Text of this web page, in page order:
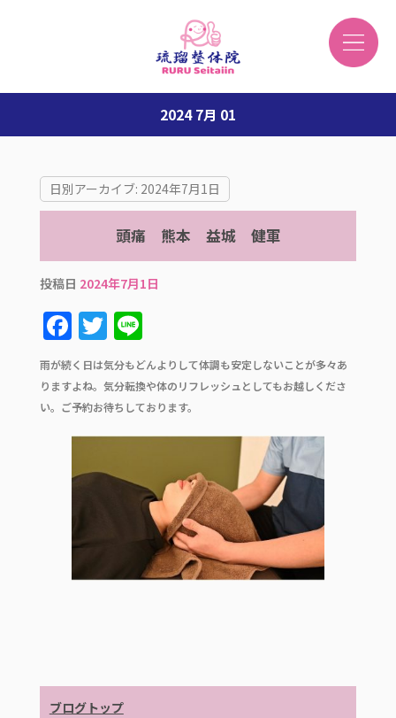
2024 7月 01
日別アーカイブ: 2024年7月1日
頭痛 熊本 益城 健軍
投稿日 2024年7月1日
F
a
c
e
b
o
o
k
T
w
it
te
r
Li
n
e
雨が続く日は気分もどんよりして体調も安定しないことが多々あ
りますよね。気分転換や体のリフレッシュとしてもお越しくださ
い。ご予約お待ちしております。
ブログトップ